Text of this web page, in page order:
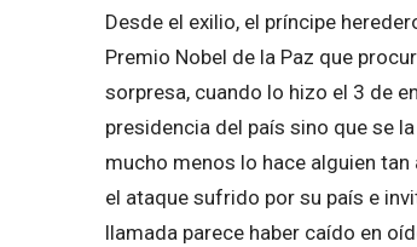
Desde el exilio, el príncipe
Premio Nobel de la Paz que
sorpresa, cuando lo hizo el 3 de
presidencia del país sino que se
mucho menos lo hace alguien
el ataque sufrido por su país e
llamada parece haber caído en